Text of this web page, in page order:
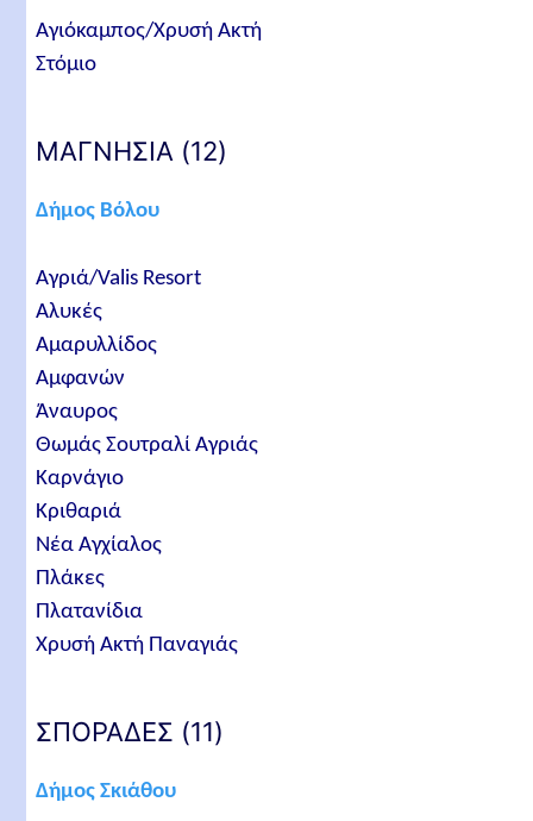
Αγιόκαμπος/Χρυσή Ακτή
Στόμιο
ΜΑΓΝΗΣΙΑ (12)
Δήμος Βόλου
Αγριά/Valis Resort
Αλυκές
Αμαρυλλίδος
Αμφανών
Άναυρος
Θωμάς Σουτραλί Αγριάς
Καρνάγιο
Κριθαριά
Νέα Αγχίαλος
Πλάκες
Πλατανίδια
Χρυσή Ακτή Παναγιάς
ΣΠΟΡΑΔΕΣ (11)
Δήμος Σκιάθου